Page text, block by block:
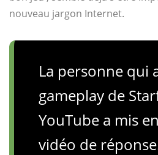
nouveau jargon Internet.
La personne qui
gameplay de
YouTube a mis
vidéo de